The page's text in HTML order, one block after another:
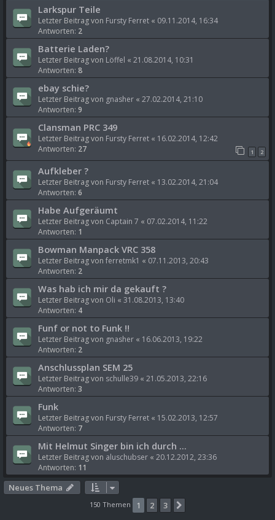
Larkspur Teile
Letzter Beitrag von Fursty Ferret « 09.11.2014, 16:34
Antworten: 2
Batterie Laden?
Letzter Beitrag von Löffel « 21.08.2014, 10:31
Antworten: 8
ebay schie?
Letzter Beitrag von gnasher « 27.02.2014, 21:10
Antworten: 9
Clansman PRC 349
Letzter Beitrag von Fursty Ferret « 16.02.2014, 12:42
Antworten: 27 1 2
Aufkleber ?
Letzter Beitrag von Fursty Ferret « 13.02.2014, 21:04
Antworten: 6
Habe Aufgeräumt
Letzter Beitrag von Captain 7 « 07.02.2014, 11:22
Antworten: 1
Bowman Manpack VRC 358
Letzter Beitrag von ferretmk1 « 07.11.2013, 20:43
Antworten: 2
Was hab ich mir da gekauft ?
Letzter Beitrag von Oli « 31.08.2013, 13:40
Antworten: 4
Funf or not to Funk !!
Letzter Beitrag von gnasher « 16.06.2013, 19:22
Antworten: 2
Anschlussplan SEM 25
Letzter Beitrag von schulle39 « 21.05.2013, 22:16
Antworten: 3
Funk
Letzter Beitrag von Fursty Ferret « 15.02.2013, 12:57
Antworten: 7
Mit Helmut Singer bin ich durch ...
Letzter Beitrag von aluschubser « 20.12.2012, 23:36
Antworten: 11
Neues Thema
150 Themen 1 2 3